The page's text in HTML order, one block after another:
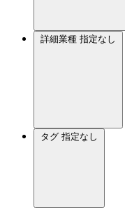
詳細業種 指定なし
タグ 指定なし